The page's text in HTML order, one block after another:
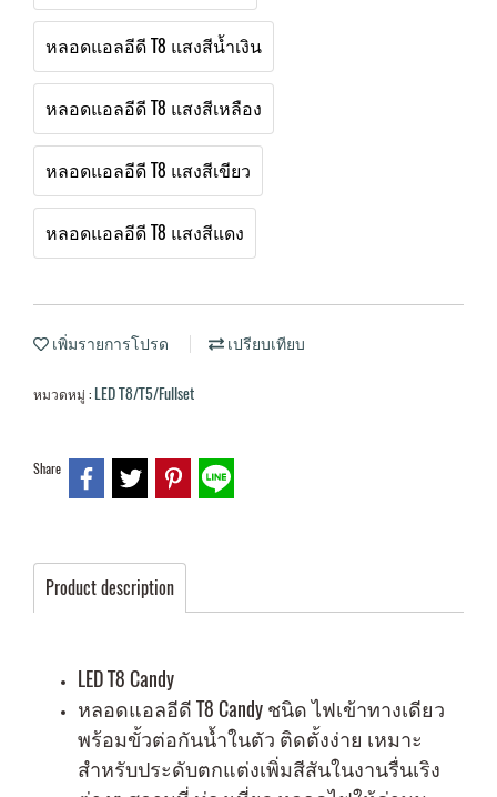
หลอดแอลอีดี T8 แสงสีน้ำเงิน
หลอดแอลอีดี T8 แสงสีเหลือง
หลอดแอลอีดี T8 แสงสีเขียว
หลอดแอลอีดี T8 แสงสีแดง
เพิ่มรายการโปรด เปรียบเทียบ
หมวดหมู่ : LED T8/T5/Fullset
Share
Product description
LED T8 Candy
หลอดแอลอีดี T8 Candy ชนิด ไฟเข้าทางเดียว
พร้อมขั้วต่อกันน้ำในตัว ติดตั้งง่าย เหมาะ
สำหรับประดับตกแต่งเพิ่มสีสันในงานรื่นเริง